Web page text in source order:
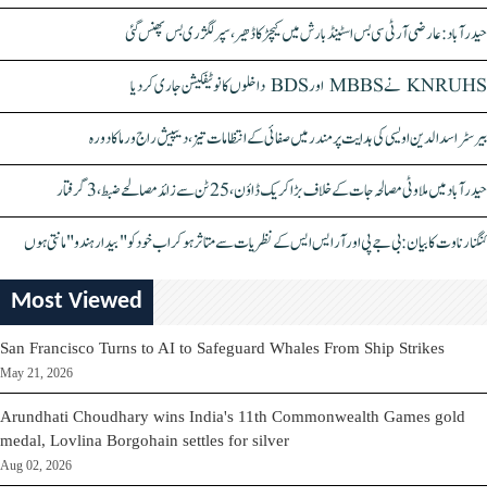
حیدرآباد: عارضی آر ٹی سی بس اسٹینڈ بارش میں کیچڑ کا ڈھیر، سپر لگژری بس پھنس گئی
KNRUHS نے MBBS اور BDS داخلوں کا نوٹیفکیشن جاری کر دیا
بیرسٹر اسدالدین اویسی کی ہدایت پر مندر میں صفائی کے انتظامات تیز، دیپیش راج ورما کا دورہ
حیدرآباد میں ملاوٹی مصالحہ جات کے خلاف بڑا کریک ڈاؤن، 25 ٹن سے زائد مصالحے ضبط، 3 گرفتار
کنگنا رناوت کا بیان: بی جے پی اور آر ایس ایس کے نظریات سے متاثر ہو کر اب خود کو "بیدار ہندو" مانتی ہوں
Most Viewed
San Francisco Turns to AI to Safeguard Whales From Ship Strikes
May 21, 2026
Arundhati Choudhary wins India's 11th Commonwealth Games gold
medal, Lovlina Borgohain settles for silver
Aug 02, 2026